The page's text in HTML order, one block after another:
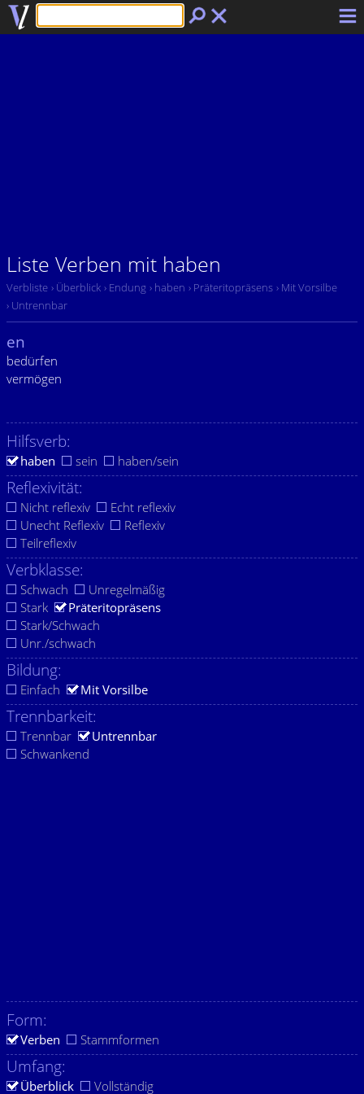
Liste Verben mit haben
Verbliste › Überblick › Endung › haben › Präteritopräsens › Mit Vorsilbe
› Untrennbar
en
bedürfen
vermögen
Hilfsverb:
haben sein haben/sein
Reflexivität:
Nicht reflexiv
Echt reflexiv
Unecht Reflexiv
Reflexiv
Teilreflexiv
Verbklasse:
Schwach
Unregelmäßig
Stark
Präteritopräsens
Stark/Schwach
Unr./schwach
Bildung:
Einfach Mit Vorsilbe
Trennbarkeit:
Trennbar
Untrennbar
Schwankend
Form:
Verben Stammformen
Umfang:
Überblick Vollständig